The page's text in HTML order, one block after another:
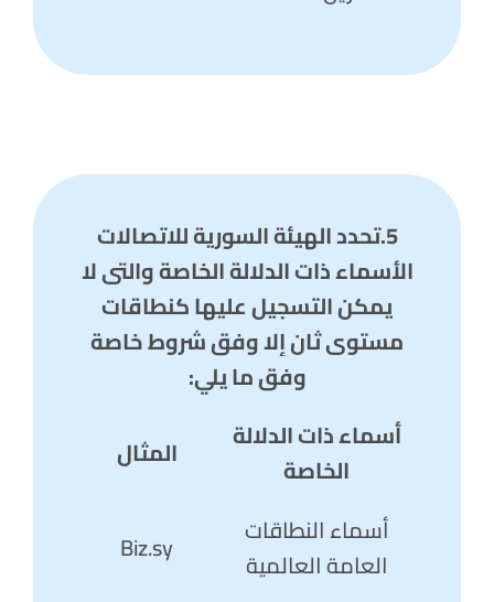
5.تحدد الهيئة السورية للاتصالات
الأسماء ذات الدلالة الخاصة والتي لا
يمكن التسجيل عليها كنطاقات
مستوى ثان إلا وفق شروط خاصة
وفق ما يلي:
أسماء ذات الدلالة
الخاصة
المثال
أسماء النطاقات
العامة العالمية
Biz.sy